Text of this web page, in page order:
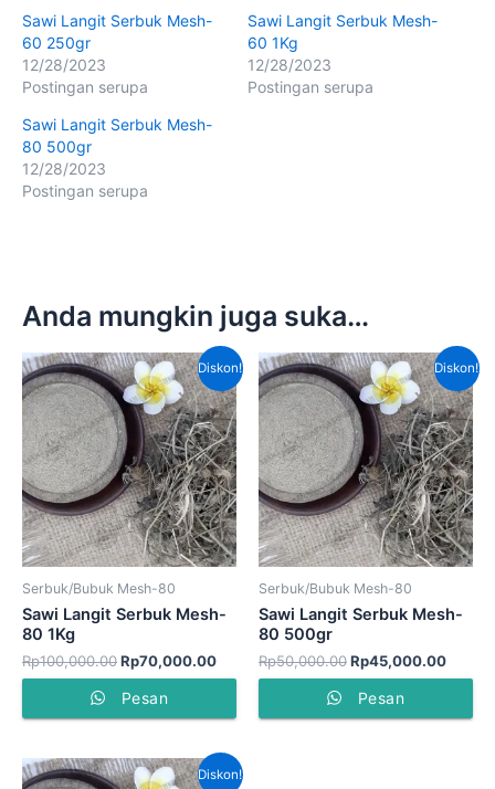
Sawi Langit Serbuk Mesh-
60 250gr
12/28/2023
Postingan serupa
Sawi Langit Serbuk Mesh-
60 1Kg
12/28/2023
Postingan serupa
Sawi Langit Serbuk Mesh-
80 500gr
12/28/2023
Postingan serupa
Anda mungkin juga suka…
Diskon!
Serbuk/Bubuk Mesh-80
Sawi Langit Serbuk Mesh-
80 1Kg
Rp100,000.00
Harga
aslinya
adalah:
Rp100,000.00.
Rp70,000.00
Harga
saat
ini
adalah:
Rp70,000.00.
Pesan
Diskon!
Serbuk/Bubuk Mesh-80
Sawi Langit Serbuk Mesh-
80 500gr
Rp50,000.00
Harga
aslinya
adalah:
Rp50,000.00.
Rp45,000.00
Harga
saat
ini
Pesan
Diskon!
Harga
aslinya
Harga
saat